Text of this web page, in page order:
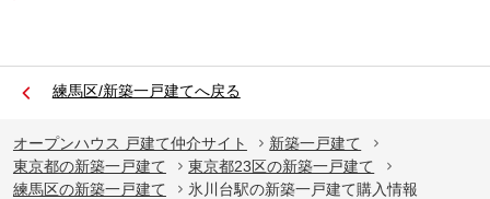
練馬区/新築一戸建てへ戻る
オープンハウス 戸建て仲介サイト
新築一戸建て
東京都の新築一戸建て
東京都23区の新築一戸建て
練馬区の新築一戸建て
氷川台駅の新築一戸建て購入情報